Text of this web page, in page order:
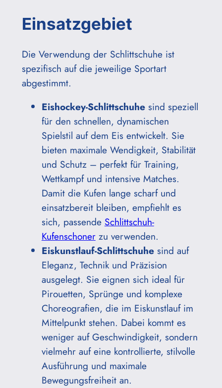
Einsatzgebiet
Die Verwendung der Schlittschuhe ist
spezifisch auf die jeweilige Sportart
abgestimmt.
Eishockey-Schlittschuhesind speziell
für den schnellen, dynamischen
Spielstil auf dem Eis entwickelt. Sie
bieten maximale Wendigkeit, Stabilität
und Schutz – perfekt für Training,
Wettkampf und intensive Matches.
Damit die Kufen lange scharf und
einsatzbereit bleiben, empfiehlt es
sich, passende Schlittschuh-
Kufenschonerzu verwenden.
Eiskunstlauf-Schlittschuhesind auf
Eleganz, Technik und Präzision
ausgelegt. Sie eignen sich ideal für
Pirouetten, Sprünge und komplexe
Choreografien, die im Eiskunstlauf im
Mittelpunkt stehen. Dabei kommt es
weniger auf Geschwindigkeit, sondern
vielmehr auf eine kontrollierte, stilvolle
Ausführung und maximale
Bewegungsfreiheit an.